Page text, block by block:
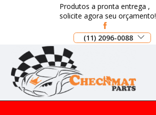
Produtos a pronta entrega ,
solicite agora seu orçamento!
(11) 2096-0088